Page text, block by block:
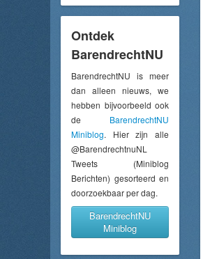
Ontdek
BarendrechtNU
BarendrechtNU is meer
dan alleen nieuws, we
hebben bijvoorbeeld ook
de BarendrechtNU
Miniblog. Hier zijn alle
@BarendrechtnuNL
Tweets (Miniblog
Berichten) gesorteerd en
doorzoekbaar per dag.
BarendrechtNU
Miniblog